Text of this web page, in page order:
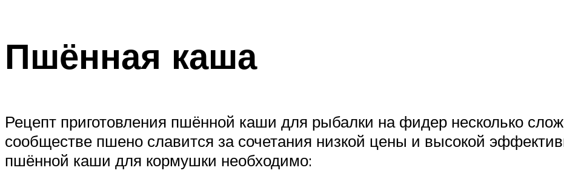
Пшённая каша
Рецепт приготовления пшённой каши для рыбалки на фидер несколько
сообществе пшено славится за сочетания низкой цены и высокой
пшённой каши для кормушки необходимо: